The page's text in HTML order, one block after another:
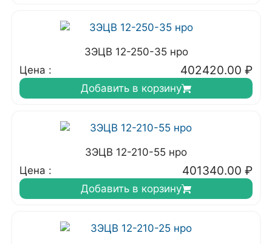
3ЭЦВ 12-250-35 нро
Цена :
402420.00 ₽
Добавить в корзину
3ЭЦВ 12-210-55 нро
Цена :
401340.00 ₽
Добавить в корзину